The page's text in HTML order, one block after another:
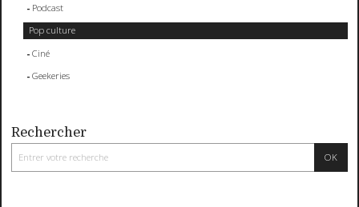
Podcast
Pop culture
Ciné
Geekeries
Rechercher